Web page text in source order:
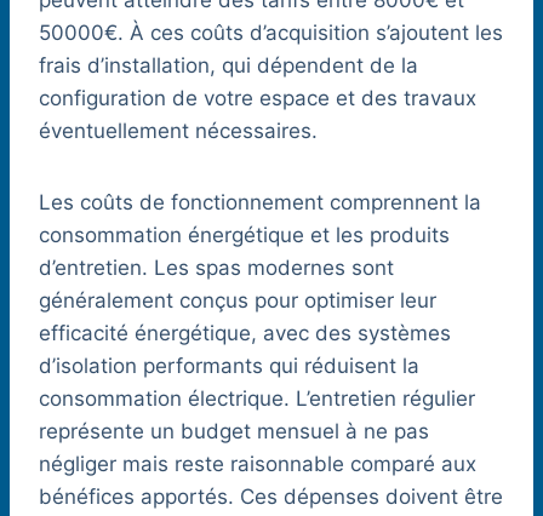
50000€. À ces coûts d’acquisition s’ajoutent les
frais d’installation, qui dépendent de la
configuration de votre espace et des travaux
éventuellement nécessaires.
Les coûts de fonctionnement comprennent la
consommation énergétique et les produits
d’entretien. Les spas modernes sont
généralement conçus pour optimiser leur
efficacité énergétique, avec des systèmes
d’isolation performants qui réduisent la
consommation électrique. L’entretien régulier
représente un budget mensuel à ne pas
négliger mais reste raisonnable comparé aux
bénéfices apportés. Ces dépenses doivent être